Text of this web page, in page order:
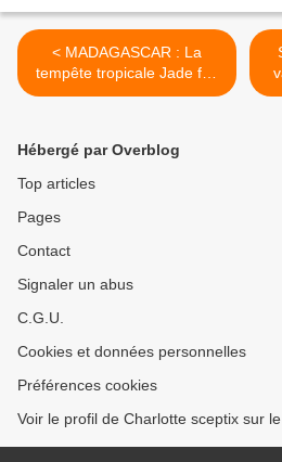
< MADAGASCAR : La
tempête tropicale Jade fait
beaucoup de victimes et de
Hébergé par Overblog
Top articles
Pages
Contact
Signaler un abus
C.G.U.
Cookies et données personnelles
Préférences cookies
Voir le profil de Charlotte sceptix sur